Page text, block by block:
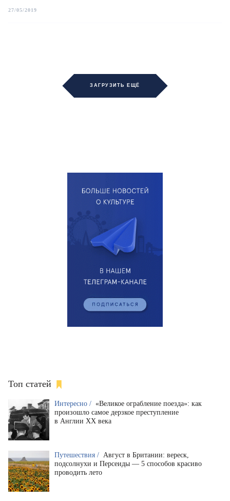
27/05/2019
ЗАГРУЗИТЬ ЕЩЁ
Топ статей
Интересно / «Великое ограбление поезда»: как
произошло самое дерзкое преступление
в Англии XX века
Путешествия / Август в Британии: вереск,
подсолнухи и Персеиды — 5 способов красиво
проводить лето